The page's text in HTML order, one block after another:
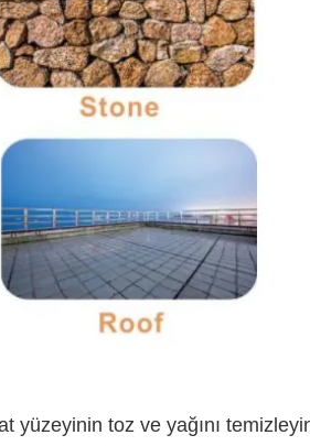
yüzeyinin toz ve yağını